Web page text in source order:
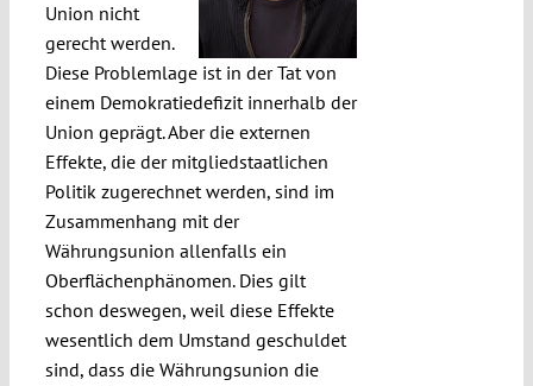
Union nicht
gerecht werden.
Diese Problemlage ist in der Tat von
einem Demokratiedefizit innerhalb der
Union geprägt. Aber die externen
Effekte, die der mitgliedstaatlichen
Politik zugerechnet werden, sind im
Zusammenhang mit der
Währungsunion allenfalls ein
Oberflächenphänomen. Dies gilt
schon deswegen, weil diese Effekte
wesentlich dem Umstand geschuldet
sind, dass die Währungsunion die